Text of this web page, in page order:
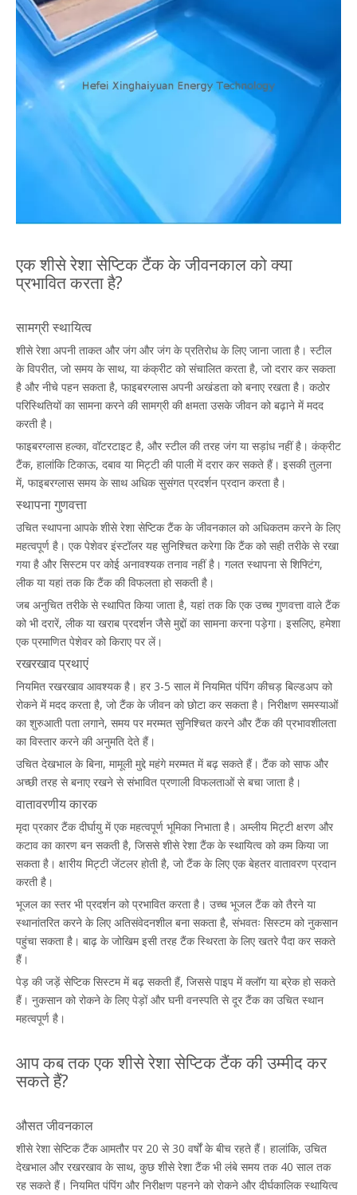
एक शीसे रेशा सेप्टिक टैंक के जीवनकाल को क्या
प्रभावित करता है?
सामग्री स्थायित्व
शीसे रेशा अपनी ताकत और जंग और जंग के प्रतिरोध के लिए जाना जाता है। स्टील
के विपरीत, जो समय के साथ, या कंक्रीट को संचालित करता है, जो दरार कर सकता
है और नीचे पहन सकता है, फाइबरग्लास अपनी अखंडता को बनाए रखता है। कठोर
परिस्थितियों का सामना करने की सामग्री की क्षमता उसके जीवन को बढ़ाने में मदद
करती है।
फाइबरग्लास हल्का, वॉटरटाइट है, और स्टील की तरह जंग या सड़ांध नहीं है। कंक्रीट
टैंक, हालांकि टिकाऊ, दबाव या मिट्टी की पाली में दरार कर सकते हैं। इसकी तुलना
में, फाइबरग्लास समय के साथ अधिक सुसंगत प्रदर्शन प्रदान करता है।
स्थापना गुणवत्ता
उचित स्थापना आपके शीसे रेशा सेप्टिक टैंक के जीवनकाल को अधिकतम करने के लिए
महत्वपूर्ण है। एक पेशेवर इंस्टॉलर यह सुनिश्चित करेगा कि टैंक को सही तरीके से रखा
गया है और सिस्टम पर कोई अनावश्यक तनाव नहीं है। गलत स्थापना से शिफ्टिंग,
लीक या यहां तक कि टैंक की विफलता हो सकती है।
जब अनुचित तरीके से स्थापित किया जाता है, यहां तक कि एक उच्च गुणवत्ता वाले टैंक
को भी दरारें, लीक या खराब प्रदर्शन जैसे मुद्दों का सामना करना पड़ेगा। इसलिए, हमेशा
एक प्रमाणित पेशेवर को किराए पर लें।
रखरखाव प्रथाएं
नियमित रखरखाव आवश्यक है। हर 3-5 साल में नियमित पंपिंग कीचड़ बिल्डअप को
रोकने में मदद करता है, जो टैंक के जीवन को छोटा कर सकता है। निरीक्षण समस्याओं
का शुरुआती पता लगाने, समय पर मरम्मत सुनिश्चित करने और टैंक की प्रभावशीलता
का विस्तार करने की अनुमति देते हैं।
उचित देखभाल के बिना, मामूली मुद्दे महंगे मरम्मत में बढ़ सकते हैं। टैंक को साफ और
अच्छी तरह से बनाए रखने से संभावित प्रणाली विफलताओं से बचा जाता है।
वातावरणीय कारक
मृदा प्रकार टैंक दीर्घायु में एक महत्वपूर्ण भूमिका निभाता है। अम्लीय मिट्टी क्षरण और
कटाव का कारण बन सकती है, जिससे शीसे रेशा टैंक के स्थायित्व को कम किया जा
सकता है। क्षारीय मिट्टी जेंटलर होती है, जो टैंक के लिए एक बेहतर वातावरण प्रदान
करती है।
भूजल का स्तर भी प्रदर्शन को प्रभावित करता है। उच्च भूजल टैंक को तैरने या
स्थानांतरित करने के लिए अतिसंवेदनशील बना सकता है, संभवतः सिस्टम को नुकसान
पहुंचा सकता है। बाढ़ के जोखिम इसी तरह टैंक स्थिरता के लिए खतरे पैदा कर सकते
हैं।
पेड़ की जड़ें सेप्टिक सिस्टम में बढ़ सकती हैं, जिससे पाइप में क्लॉग या ब्रेक हो सकते
हैं। नुकसान को रोकने के लिए पेड़ों और घनी वनस्पति से दूर टैंक का उचित स्थान
महत्वपूर्ण है।
आप कब तक एक शीसे रेशा सेप्टिक टैंक की उम्मीद कर
सकते हैं?
औसत जीवनकाल
शीसे रेशा सेप्टिक टैंक आमतौर पर 20 से 30 वर्षों के बीच रहते हैं। हालांकि, उचित
देखभाल और रखरखाव के साथ, कुछ शीसे रेशा टैंक भी लंबे समय तक 40 साल तक
रह सकते हैं। नियमित पंपिंग और निरीक्षण पहनने को रोकने और दीर्घकालिक स्थायित्व